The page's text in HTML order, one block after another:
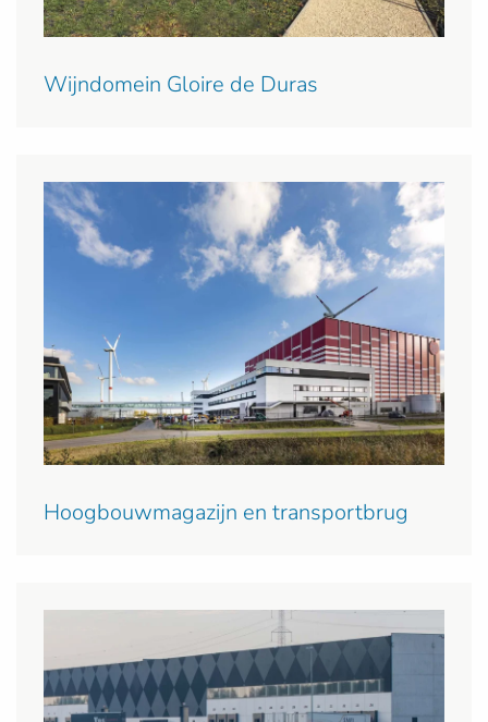
Wijndomein Gloire de Duras
Hoogbouwmagazijn en transportbrug